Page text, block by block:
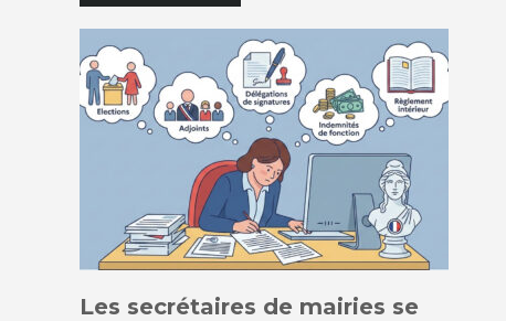
Les secrétaires de mairies se